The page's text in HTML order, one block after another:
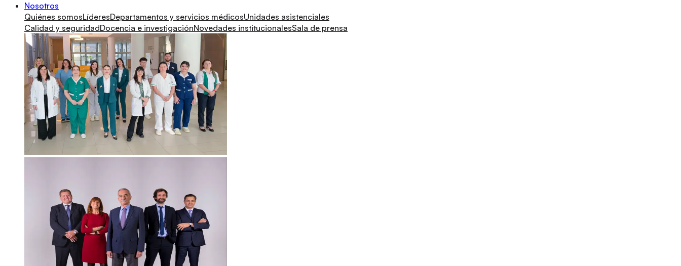
Nosotros
Quiénes somosLíderesDepartamentos y servicios médicosUnidades asistenciales
Calidad y seguridadDocencia e investigaciónNovedades institucionalesSala de prensa